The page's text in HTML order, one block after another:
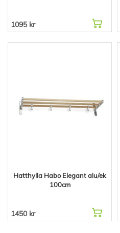
1095 kr
Hatthylla Habo Elegant alu/ek
100cm
1450 kr